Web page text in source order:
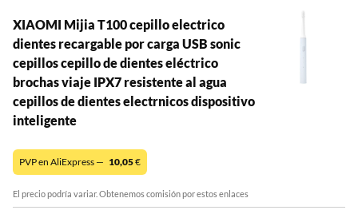
XIAOMI Mijia T100 cepillo electrico
dientes recargable por carga USB sonic
cepillos cepillo de dientes eléctrico
brochas viaje IPX7 resistente al agua
cepillos de dientes electrnicos dispositivo
inteligente
PVP en AliExpress — 10,05€
El precio podría variar. Obtenemos comisión por estos enlaces